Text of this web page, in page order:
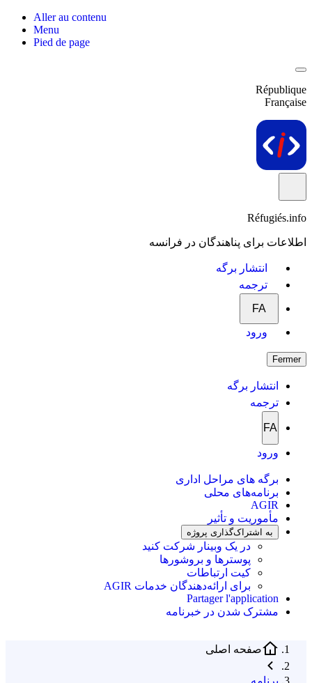
Aller au contenu
Menu
Pied de page
République
Française
Réfugiés.info
اطلاعات برای پناهندگان در فرانسه
انتشار برگه
ترجمه
FA
ورود
Fermer
انتشار برگه
ترجمه
FA
ورود
برگه های مراحل اداری
برنامه‌های محلی
AGIR
مأموریت و تأثیر
به اشتراک‌گذاری پروژه
در یک وبینار شرکت کنید
پوسترها و بروشورها
کیت ارتباطات
برای ارائه‌دهندگان خدمات AGIR
Partager l'application
مشترک شدن در خبرنامه
صفحه اصلی
برنامه